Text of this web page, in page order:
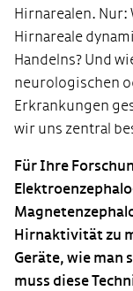
Hirnarealen. Nur:
Hirnareale
Handelns? Und
neurologischen
Erkrankungen
wir uns zentral
Für Ihre
Hirnaktivität zu
Geräte, wie man
muss diese